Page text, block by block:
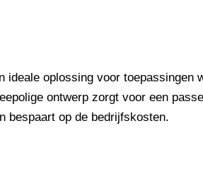
oplossing voor
ontwerp zorgt voor een
bespaart op de bedrijfskosten.